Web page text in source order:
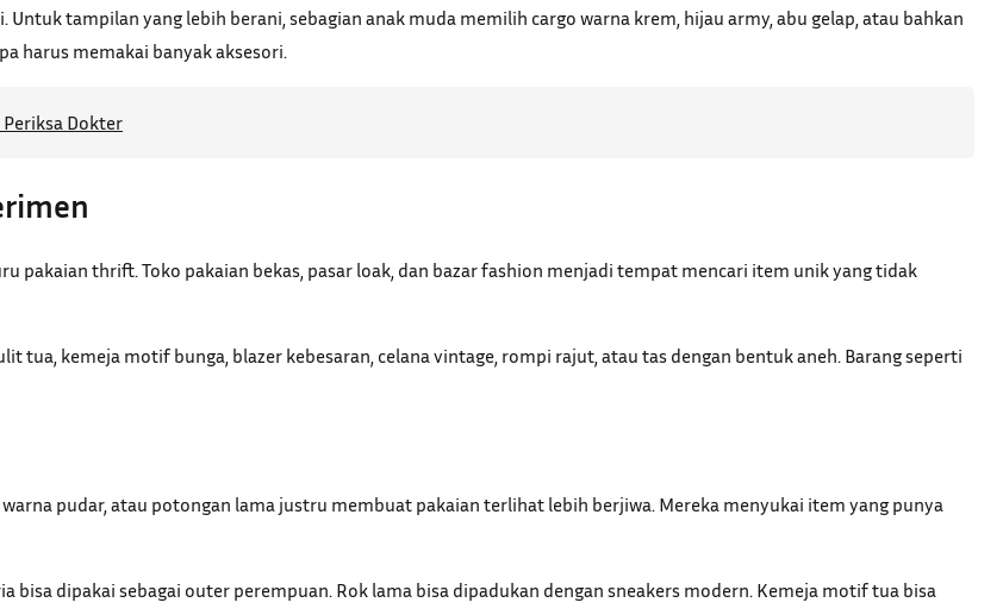
Untuk tampilan yang lebih berani, sebagian anak muda memilih cargo warna krem, hijau army, abu gelap, atau bahkan
harus memakai banyak aksesori.
Periksa Dokter
pakaian thrift. Toko pakaian bekas, pasar loak, dan bazar fashion menjadi tempat mencari item unik yang tidak
tua, kemeja motif bunga, blazer kebesaran, celana vintage, rompi rajut, atau tas dengan bentuk aneh. Barang seperti
pudar, atau potongan lama justru membuat pakaian terlihat lebih berjiwa. Mereka menyukai item yang punya
dipakai sebagai outer perempuan. Rok lama bisa dipadukan dengan sneakers modern. Kemeja motif tua bisa